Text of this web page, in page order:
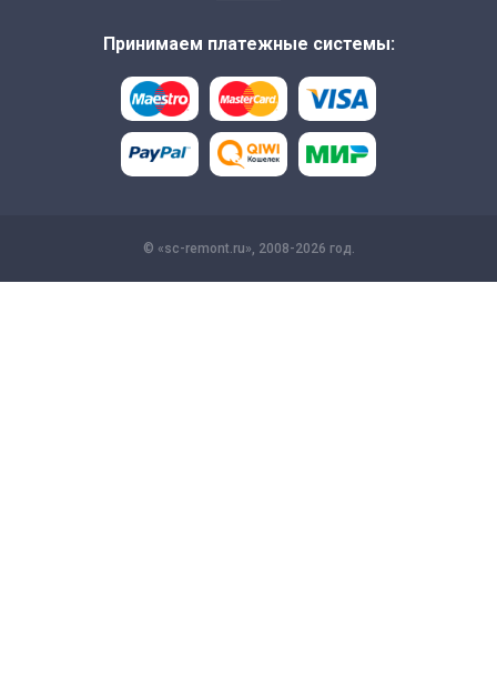
Принимаем платежные системы:
© «sc-remont.ru», 2008-2026 год.